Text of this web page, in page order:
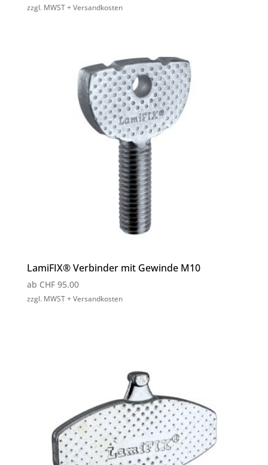
zzgl. MWST + Versandkosten
LamiFIX® Verbinder mit Gewinde M10
ab CHF95.00
zzgl. MWST + Versandkosten